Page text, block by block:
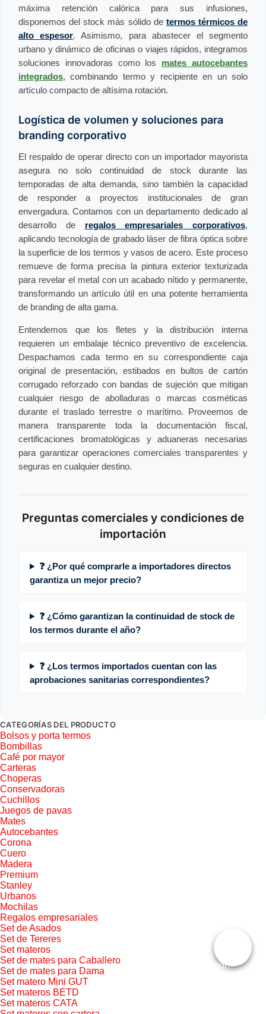
por:
máxima retención calórica para sus infusiones,
disponemos del stock más sólido de termos térmicos de
alto espesor. Asimismo, para abastecer el segmento
urbano y dinámico de oficinas o viajes rápidos, integramos
soluciones innovadoras como los mates autocebantes
integrados, combinando termo y recipiente en un solo
artículo compacto de altísima rotación.
Logística de volumen y soluciones para
branding corporativo
El respaldo de operar directo con un importador mayorista
asegura no solo continuidad de stock durante las
temporadas de alta demanda, sino también la capacidad
de responder a proyectos institucionales de gran
envergadura. Contamos con un departamento dedicado al
desarrollo de regalos empresariales corporativos,
aplicando tecnología de grabado láser de fibra óptica sobre
la superficie de los termos y vasos de acero. Este proceso
remueve de forma precisa la pintura exterior texturizada
para revelar el metal con un acabado nítido y permanente,
transformando un artículo útil en una potente herramienta
de branding de alta gama.
Entendemos que los fletes y la distribución interna
requieren un embalaje técnico preventivo de excelencia.
Despachamos cada termo en su correspondiente caja
original de presentación, estibados en bultos de cartón
corrugado reforzado con bandas de sujeción que mitigan
cualquier riesgo de abolladuras o marcas cosméticas
durante el traslado terrestre o marítimo. Proveemos de
manera transparente toda la documentación fiscal,
certificaciones bromatológicas y aduaneras necesarias
para garantizar operaciones comerciales transparentes y
seguras en cualquier destino.
Preguntas comerciales y condiciones de
importación
❓ ¿Por qué comprarle a importadores directos
garantiza un mejor precio?
❓ ¿Cómo garantizan la continuidad de stock de
los termos durante el año?
❓ ¿Los termos importados cuentan con las
aprobaciones sanitarias correspondientes?
CATEGORÍAS DEL PRODUCTO
Bolsos y porta termos
Bombillas
Café por mayor
Carteras
Choperas
Conservadoras
Cuchillos
Juegos de pavas
Mates
Autocebantes
Corona
Cuero
Madera
Premium
Stanley
Urbanos
Mochilas
Regalos empresariales
Set de Asados
Set de Tereres
Set materos
Set de mates para Caballero
Set de mates para Dama
Set matero Mini GUT
Set materos BETD
Set materos CATA